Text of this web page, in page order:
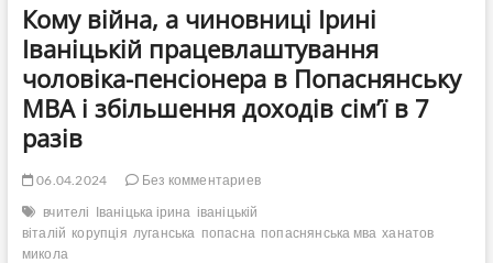
2023р.
Кому війна, а чиновниці Ірині
Іваніцькій працевлаштування
чоловіка-пенсіонера в Попаснянську
МВА і збільшення доходів сім’ї в 7
разів
06.04.2024
Без комментариев
вчителі Іваніцька ірина іваніцькій
віталій корупція луганська попасна попаснянська мва ханатов
микола